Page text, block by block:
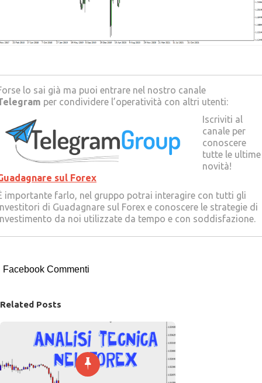
lo sai già ma puoi entrare nel nostro canale
per condividere l’operatività con altri utenti:
Iscriviti al
canale per
conoscere
tutte le ultime
novità!
sul Forex
importante farlo, nel gruppo potrai interagire con tutti gli
di Guadagnare sul Forex e conoscere le strategie di
da noi utilizzate da tempo e con soddisfazione.
Facebook Commenti
Related Posts